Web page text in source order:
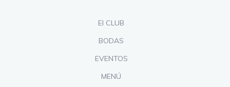
El CLUB
BODAS
EVENTOS
MENÚ